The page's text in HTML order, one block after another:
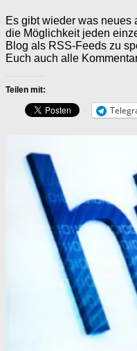
Es gibt wieder was neues
die Möglichkeit jeden
Blog als RSS-Feeds zu
Euch auch alle
Teilen mit: